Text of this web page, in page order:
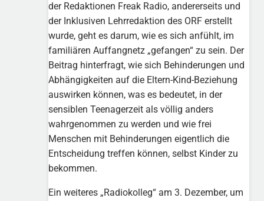
der Redaktionen Freak Radio, andererseits und
der Inklusiven Lehrredaktion des ORF erstellt
wurde, geht es darum, wie es sich anfühlt, im
familiären Auffangnetz „gefangen“ zu sein. Der
Beitrag hinterfragt, wie sich Behinderungen und
Abhängigkeiten auf die Eltern-Kind-Beziehung
auswirken können, was es bedeutet, in der
sensiblen Teenagerzeit als völlig anders
wahrgenommen zu werden und wie frei
Menschen mit Behinderungen eigentlich die
Entscheidung treffen können, selbst Kinder zu
bekommen.
Ein weiteres „Radiokolleg“ am 3. Dezember, um